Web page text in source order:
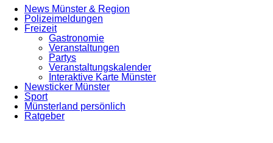
News Münster & Region
Polizeimeldungen
Freizeit
Gastronomie
Veranstaltungen
Partys
Veranstaltungskalender
Interaktive Karte Münster
Newsticker Münster
Sport
Münsterland persönlich
Ratgeber
Anzeige